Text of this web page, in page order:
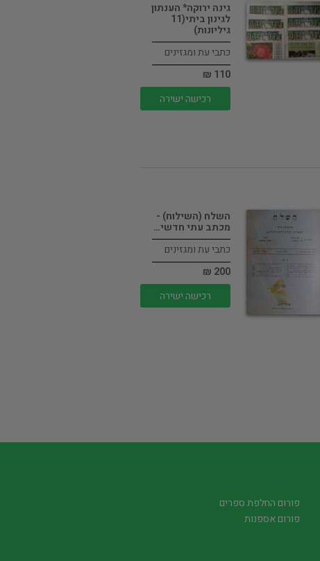
גינה ירוקה* הענתון
לגינון ביתי(11
גיליונות)
כתבי עת ומגזינים
110 ₪
רכישה ישירה
השלח (השילוח) -
מכתב עתי חדשי…
כתבי עת ומגזינים
200 ₪
רכישה ישירה
פורום החלפת ספרים
פורום אספנות